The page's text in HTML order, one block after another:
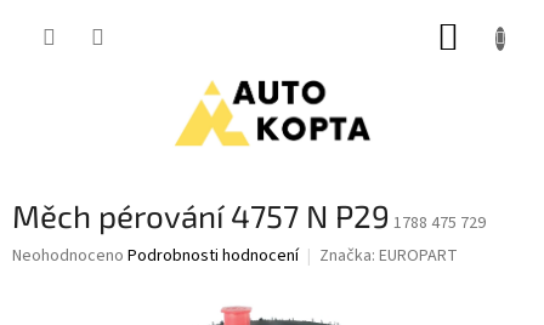
Měch pérování 4757 N P29 1788 475 729
Průměrné
Neohodnoceno Podrobnosti hodnocení Značka: EUROPART